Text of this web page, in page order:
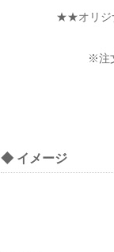
★★オリジ
※注
◆ イメージ